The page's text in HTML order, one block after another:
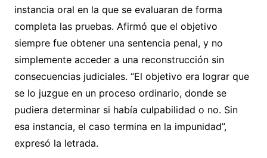
instancia oral en la que se evaluaran de forma
completa las pruebas. Afirmó que el objetivo
siempre fue obtener una sentencia penal, y no
simplemente acceder a una reconstrucción sin
consecuencias judiciales. “El objetivo era lograr que
se lo juzgue en un proceso ordinario, donde se
pudiera determinar si había culpabilidad o no. Sin
esa instancia, el caso termina en la impunidad”,
expresó la letrada.